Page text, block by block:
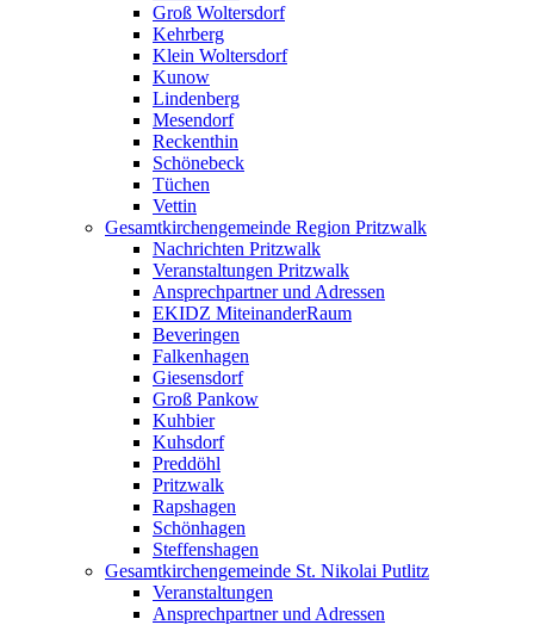
Groß Woltersdorf
Kehrberg
Klein Woltersdorf
Kunow
Lindenberg
Mesendorf
Reckenthin
Schönebeck
Tüchen
Vettin
Gesamtkirchengemeinde Region Pritzwalk
Nachrichten Pritzwalk
Veranstaltungen Pritzwalk
Ansprechpartner und Adressen
EKIDZ MiteinanderRaum
Beveringen
Falkenhagen
Giesensdorf
Groß Pankow
Kuhbier
Kuhsdorf
Preddöhl
Pritzwalk
Rapshagen
Schönhagen
Steffenshagen
Gesamtkirchengemeinde St. Nikolai Putlitz
Veranstaltungen
Ansprechpartner und Adressen